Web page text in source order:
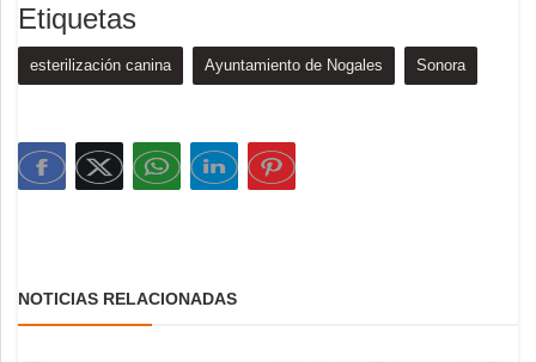
Etiquetas
esterilización canina Ayuntamiento de Nogales Sonora
NOTICIAS RELACIONADAS